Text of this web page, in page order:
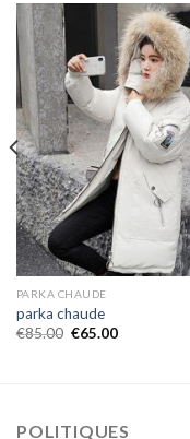
PARKA CHAUDE
parka chaude
€85.00 €65.00
POLITIQUES